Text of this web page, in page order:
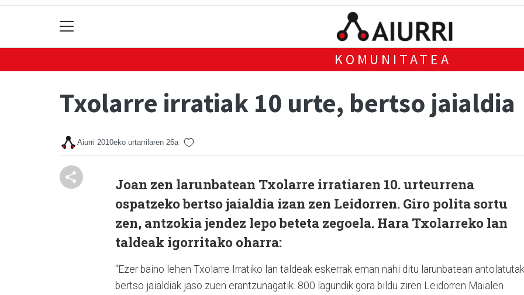
KOMUNITATEA
Txolarre irratiak 10 urte, bertso jaialdia
Aiurri 2010eko urtarrilaren 26a
Joan zen larunbatean Txolarre irratiaren 10. urteurrena
ospatzeko bertso jaialdia izan zen Leidorren. Giro polita sortu
zen, antzokia jendez lepo beteta zegoela. Hara Txolarreko lan
taldeak igorritako oharra:
"Ezer baino lehen Txolarre Irratiko lan taldeak eskerrak eman nahi ditu larunbatean
bertso jaialdiak jaso zuen erantzunagatik. 800 lagundik gora bildu ziren Leidorren Maialen